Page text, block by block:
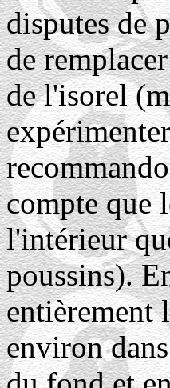
disputes de
de
de l'isorel
compte que
l'intérieur
poussins).
entièrement
environ